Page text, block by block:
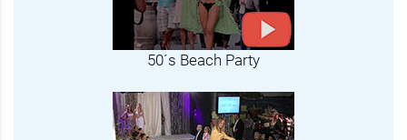
50´s Beach Party